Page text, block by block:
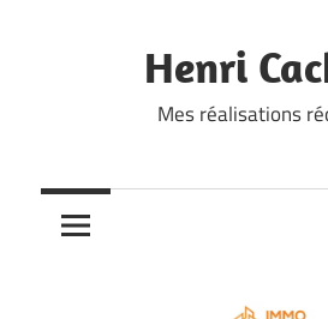
Henri
Mes réalisations